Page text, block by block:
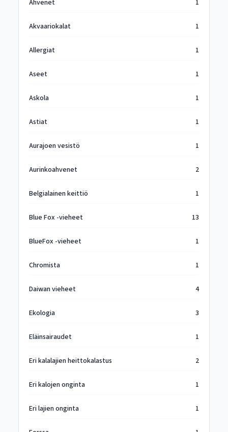
Ahvenet 1
Akvaariokalat 1
Allergiat 1
Aseet 1
Askola 1
Astiat 1
Aurajoen vesistö 1
Aurinkoahvenet 2
Belgialainen keittiö 1
Blue Fox -vieheet 13
BlueFox -vieheet 1
Chromista 1
Daiwan vieheet 4
Ekologia 3
Eläinsairaudet 1
Eri kalalajien heittokalastus 2
Eri kalojen onginta 1
Eri lajien onginta 1